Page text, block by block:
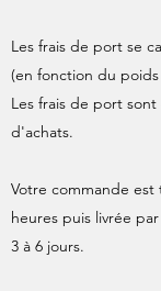
Les frais de port se
(en fonction du poids
Les frais de port
d'achats.
Votre commande est
heures puis livrée
3 à 6 jours.